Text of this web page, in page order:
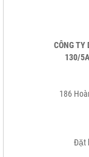
CÔNG TY
130/
186
Đặt